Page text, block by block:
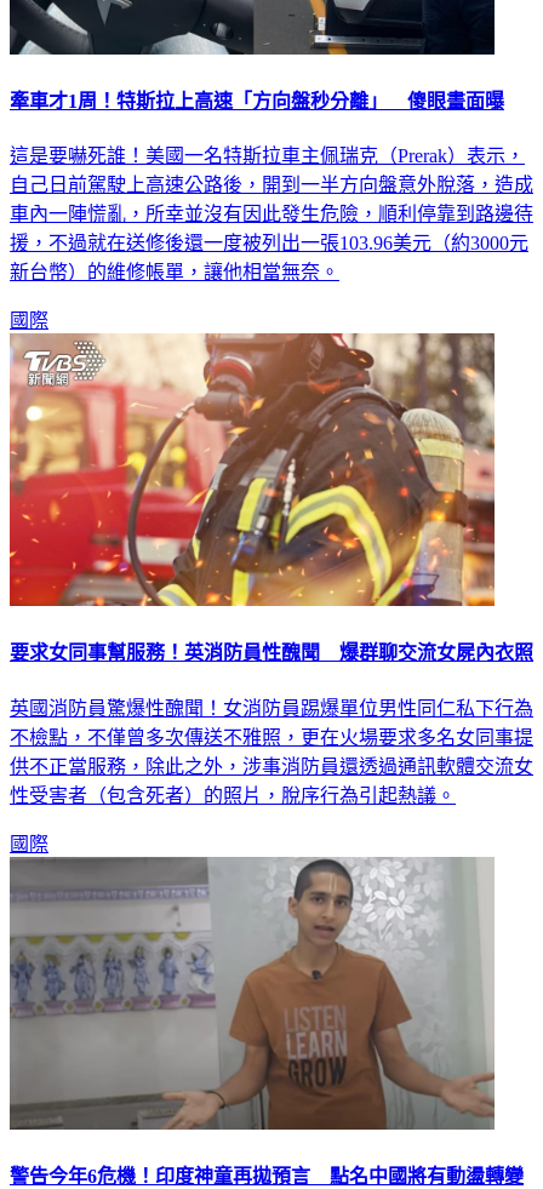
牽車才1周！特斯拉上高速「方向盤秒分離」 傻眼畫面曝
這是要嚇死誰！美國一名特斯拉車主佩瑞克（Prerak）表示，
自己日前駕駛上高速公路後，開到一半方向盤意外脫落，造成
車內一陣慌亂，所幸並沒有因此發生危險，順利停靠到路邊待
援，不過就在送修後還一度被列出一張103.96美元（約3000元
新台幣）的維修帳單，讓他相當無奈。
國際
要求女同事幫服務！英消防員性醜聞 爆群聊交流女屍內衣照
英國消防員驚爆性醜聞！女消防員踢爆單位男性同仁私下行為
不檢點，不僅曾多次傳送不雅照，更在火場要求多名女同事提
供不正當服務，除此之外，涉事消防員還透過通訊軟體交流女
性受害者（包含死者）的照片，脫序行為引起熱議。
國際
警告今年6危機！印度神童再拋預言 點名中國將有動盪轉變